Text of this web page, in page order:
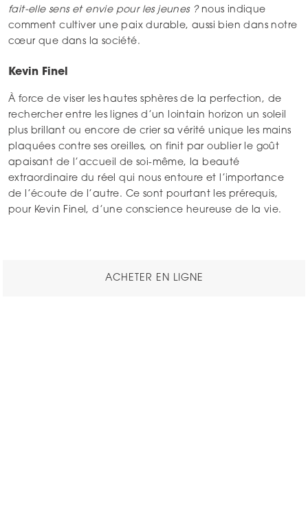
fait-elle sens et envie pour les jeunes ?nous indique
comment cultiver une paix durable, aussi bien dans notre
cœur que dans la société.
Kevin Finel
À force de viser les hautes sphères de la perfection, de
rechercher entre les lignes d’un lointain horizon un soleil
plus brillant ou encore de crier sa vérité unique les mains
plaquées contre ses oreilles, on finit par oublier le goût
apaisant de l’accueil de soi-même, la beauté
extraordinaire du réel qui nous entoure et l’importance
de l’écoute de l’autre. Ce sont pourtant les prérequis,
pour Kevin Finel, d’une conscience heureuse de la vie.
ACHETER EN LIGNE